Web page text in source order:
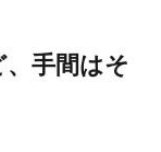
手間はそ